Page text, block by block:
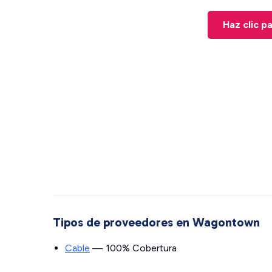
Haz clic
Tipos de proveedores en Wagontown
Cable — 100% Cobertura